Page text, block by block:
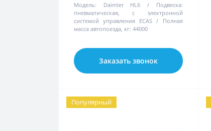
Модель: Daimler HL6
Подвеска:
пневматическая, с электронной
системой управления ECAS
Полная
масса автопоезда, кг: 44000
Заказать звонок
Популярный